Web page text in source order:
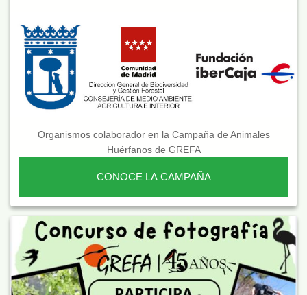
Organismos colaborador en la Campaña de Animales
Huérfanos de GREFA
CONOCE LA CAMPAÑA